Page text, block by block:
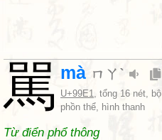
駡 mà ㄇㄚˋ
U+99E1, tổng 16 nét, bộ
phồn thể, hình thanh
Từ điển phổ thông